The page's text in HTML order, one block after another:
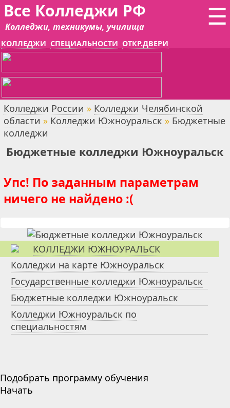
☰
Все Колледжи РФ
Колледжи, техникумы, училища
КОЛЛЕДЖИ СПЕЦИАЛЬНОСТИ ОТКР.ДВЕРИ
Колледжи России » Колледжи Челябинской
области » Колледжи Южноуральск » Бюджетные
колледжи
Бюджетные колледжи Южноуральск
Упс! По заданным параметрам
ничего не найдено :(
КОЛЛЕДЖИ ЮЖНОУРАЛЬСК
Колледжи на карте Южноуральск
Государственные колледжи Южноуральск
Бюджетные колледжи Южноуральск
Колледжи Южноуральск по
специальностям
Подобрать программу обучения
Начать